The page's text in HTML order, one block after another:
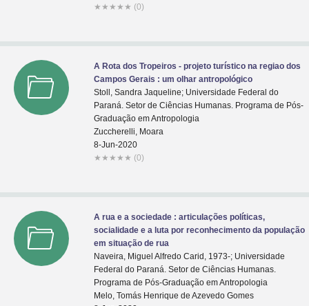
★ ★ ★ ★ ★ (0)
A Rota dos Tropeiros - projeto turístico na regiao dos
Campos Gerais : um olhar antropológico
Stoll, Sandra Jaqueline; Universidade Federal do
Paraná. Setor de Ciências Humanas. Programa de Pós-
Graduação em Antropologia
Zuccherelli, Moara
8-Jun-2020
★ ★ ★ ★ ★ (0)
A rua e a sociedade : articulações políticas,
socialidade e a luta por reconhecimento da população
em situação de rua
Naveira, Miguel Alfredo Carid, 1973-; Universidade
Federal do Paraná. Setor de Ciências Humanas.
Programa de Pós-Graduação em Antropologia
Melo, Tomás Henrique de Azevedo Gomes